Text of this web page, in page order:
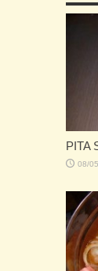
PITA
08/